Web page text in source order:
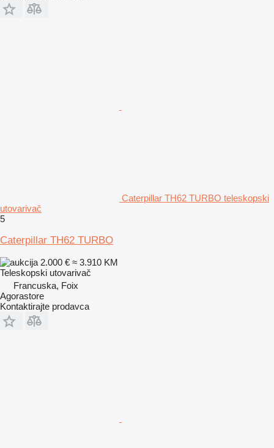
Caterpillar TH62 TURBO teleskopski
utovarivač
5
Caterpillar TH62 TURBO
2.000 € ≈ 3.910 KM
Teleskopski utovarivač
Francuska, Foix
Agorastore
Kontaktirajte prodavca